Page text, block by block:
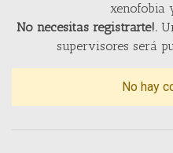
xenofobia
No necesitas registrarte!.
supervisores será
No hay